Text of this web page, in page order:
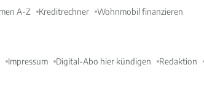
A-Z Kreditrechner Wohnmobil finanzieren
Impressum Digital-Abo hier kündigen Redaktion